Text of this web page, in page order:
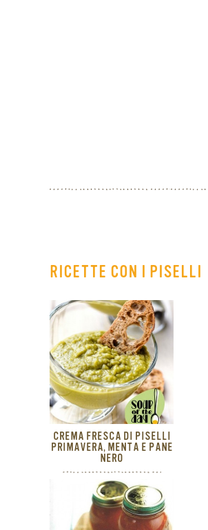
RICETTE CON I PISELLI
CREMA FRESCA DI PISELLI
PRIMAVERA, MENTA E PANE
NERO